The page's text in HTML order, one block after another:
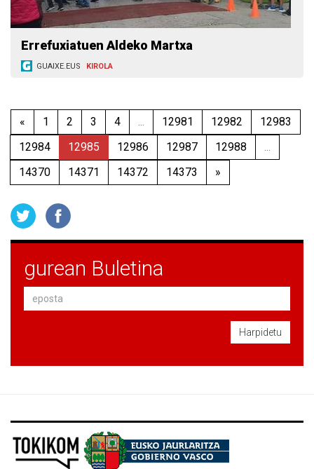
Errefuxiatuen Aldeko Martxa
GUAIXE.EUS KIROLA
« 1 2 3 4 ... 12981 12982
12983
12984
12985 12986 12987 12988
...
14370
14371 14372 14373 »
gurean Buletina
Harpidetu